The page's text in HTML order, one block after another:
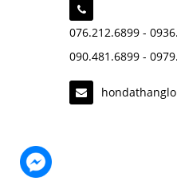
076.212.6899 -
090.481.6899 -